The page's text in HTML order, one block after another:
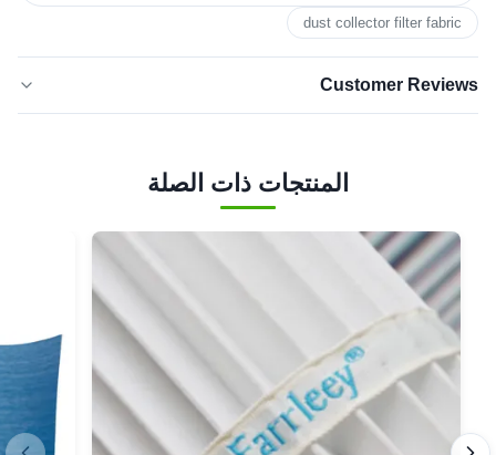
dust collector filter fabric
Customer Reviews
نجمتان
نجمة
واحدة
Harper Bryant
Sweden
Oct 29.2025
★★★★★
★★★★★
Smooth communication
المنتجات ذات الصلة